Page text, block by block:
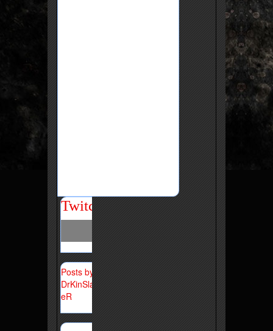
Twitch
Posts by
DrKinSlay
eR